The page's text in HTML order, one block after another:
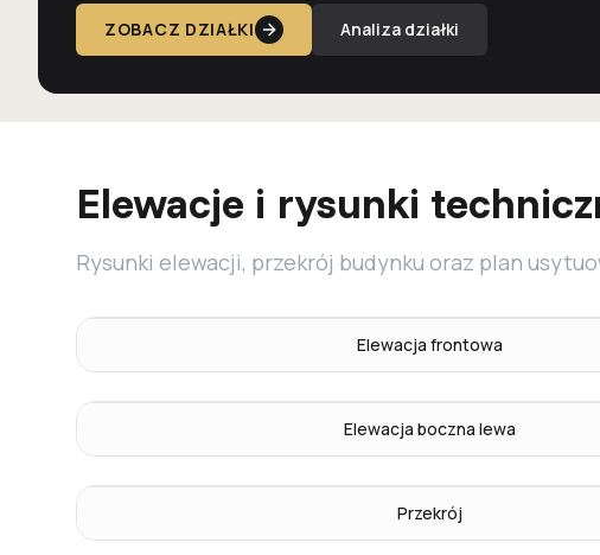
ZOBACZ DZIAŁKI Analiza działki
Elewacje i rysunki
Rysunki elewacji, przekrój budynku oraz plan
Elewacja frontowa
Elewacja boczna lewa
Przekrój